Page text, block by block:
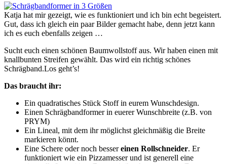
Katja hat mir gezeigt, wie es funktioniert und ich bin echt begeistert.
Gut, dass ich gleich ein paar Bilder gemacht habe, denn jetzt kann
ich es euch ebenfalls zeigen …
Sucht euch einen schönen Baumwollstoff aus. Wir haben einen mit
knallbunten Streifen gewählt. Das wird ein richtig schönes
Schrägband.Los geht’s!
Das braucht ihr:
Ein quadratisches Stück Stoff in eurem Wunschdesign.
Einen Schrägbandformer in euerer Wunschbreite (z.B. von
PRYM)
Ein Lineal, mit dem ihr möglichst gleichmäßig die Breite
markieren könnt.
Eine Schere oder noch bessereinen Rollschneider. Er
funktioniert wie ein Pizzamesser und ist generell eine